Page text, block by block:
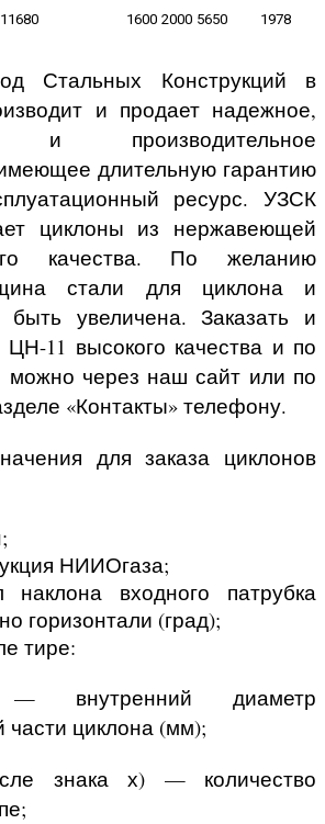
1600 2000 5650 1978
Стальных Конструкций в
и продает надежное,
и производительное
длительную гарантию
ресурс. УЗСК
циклоны из нержавеющей
качества. По желанию
стали для циклона и
быть увеличена. Заказать и
ЦН-11 высокого качества и по
можно через наш сайт или по
«Контакты» телефону.
для заказа циклонов
НИИОгаза;
входного патрубка
горизонтали (град);
тире:
диаметр
части циклона (мм);
знака х) — количество